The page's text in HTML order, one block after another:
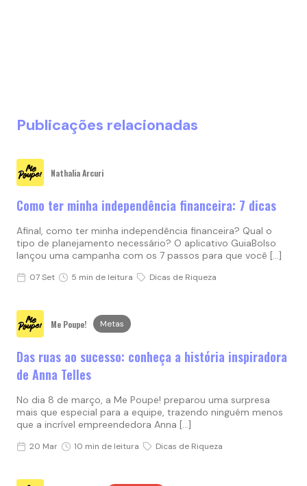
Publicações relacionadas
Nathalia Arcuri
Como ter minha independência financeira: 7 dicas
Afinal, como ter minha independência financeira? Qual o
tipo de planejamento necessário? O aplicativo GuiaBolso
lançou uma campanha com os 7 passos para que você […]
07 Set 5 min de leitura Dicas de Riqueza
Me Poupe! Metas
Das ruas ao sucesso: conheça a história inspiradora
de Anna Telles
No dia 8 de março, a Me Poupe! preparou uma surpresa
mais que especial para a equipe, trazendo ninguém menos
que a incrível empreendedora Anna […]
20 Mar 10 min de leitura Dicas de Riqueza